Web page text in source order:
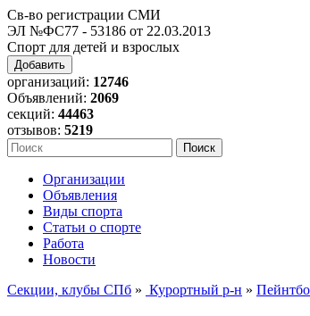
Св-во регистрации СМИ
ЭЛ №ФС77 - 53186 от 22.03.2013
Спорт для детей и взрослых
Добавить
организаций: 12746
Объявлений: 2069
секций: 44463
отзывов: 5219
Организации
Объявления
Виды спорта
Статьи о спорте
Работа
Новости
Секции, клубы СПб » Курортный р-н »